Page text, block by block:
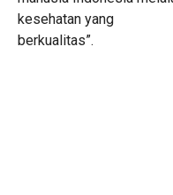
kesehatan yang
berkualitas”.